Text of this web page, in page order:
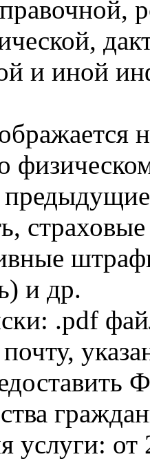
и иной
и др.
.pdf
услуги: от